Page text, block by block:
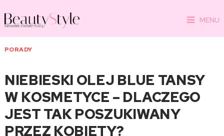
MENU
PORADY
NIEBIESKI OLEJ BLUE TANSY
W KOSMETYCE – DLACZEGO
JEST TAK POSZUKIWANY
PRZEZ KOBIETY?